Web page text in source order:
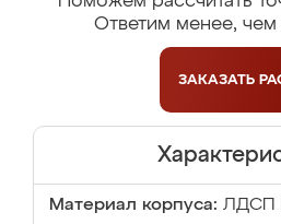
Ответим менее, чем
ЗАКАЗАТЬ
Материал корпуса: ЛДСП